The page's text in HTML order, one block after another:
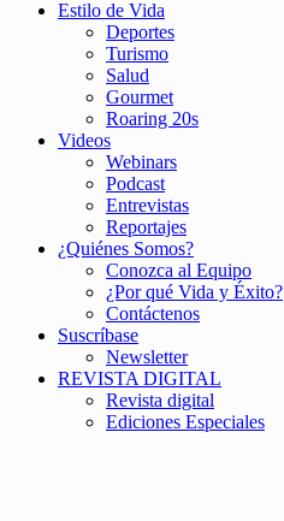
Estilo de Vida
Deportes
Turismo
Salud
Gourmet
Roaring 20s
Videos
Webinars
Podcast
Entrevistas
Reportajes
¿Quiénes Somos?
Conozca al Equipo
¿Por qué Vida y Éxito?
Contáctenos
Suscríbase
Newsletter
REVISTA DIGITAL
Revista digital
Ediciones Especiales